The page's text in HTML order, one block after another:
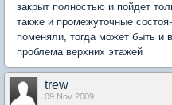
закрыт полностью и пойдет
также и промежуточные
поменяли, тогда может быть и
проблема верхних этажей
trew
09 Nov 2009